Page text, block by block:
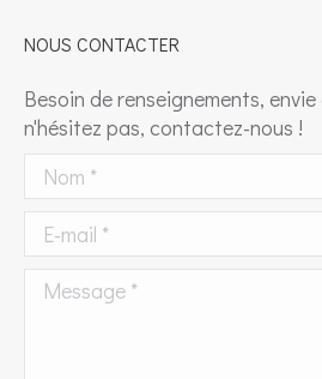
NOUS CONTACTER
Besoin de renseignements,
n'hésitez pas, contactez-nous !
Nom *
E-mail *
Message *